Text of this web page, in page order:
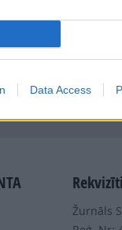
Data Access
garām akcijas un
Rekvizīti
Žurnāls